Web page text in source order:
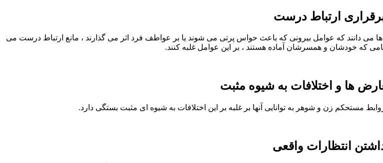
دانند که عوامل بیرونی که باعث حواس پرتی می شوند یا بر عواطف فرد اثر می گذارند ، مانع ارتباط درست می
که خودشان و همسرشان آماده هستند ، بر این عوامل غلبه کنند.
مستحکم زن و شوهر به توانایی آنها بر غلبه بر این اختلافات به شیوه ای مثبت بستگی دارد.